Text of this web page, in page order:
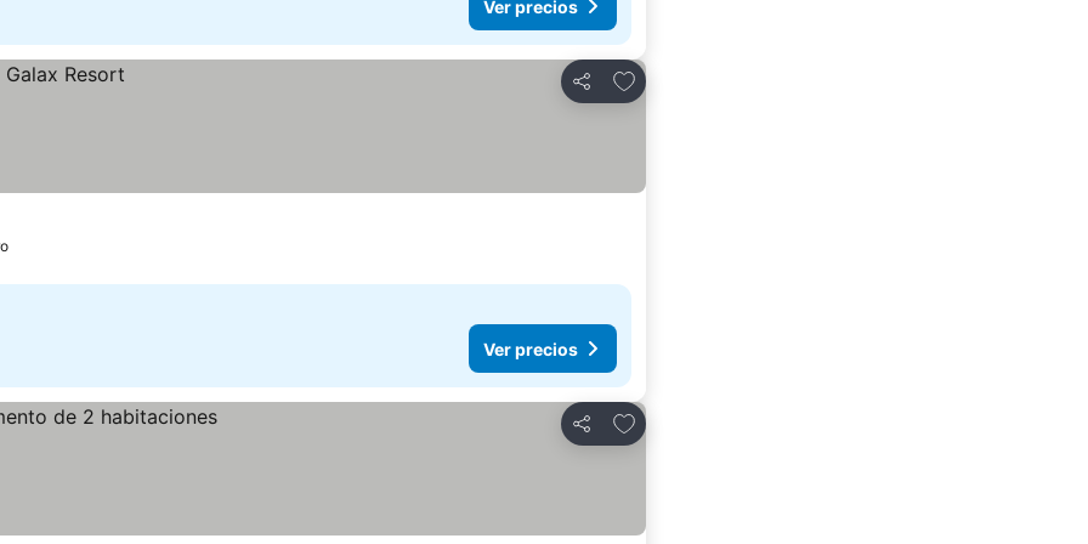
Ver precios
Compartir
Agregar a favoritos
Ver precios
Compartir
Agregar a favoritos